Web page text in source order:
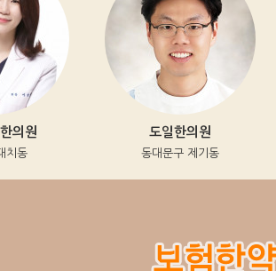
원
동
도일한의원
동대문구 제기동